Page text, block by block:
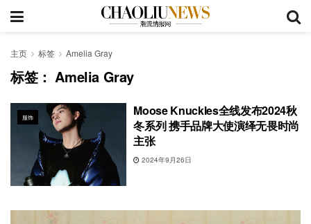
主页 标签 Amelia Gray
标签：Amelia Gray
服饰
Moose Knuckles全线发布2024秋
冬系列 携手品牌大使演绎无畏时尚
主张
2024年9月26日